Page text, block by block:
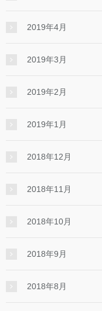
2019年4月
2019年3月
2019年2月
2019年1月
2018年12月
2018年11月
2018年10月
2018年9月
2018年8月